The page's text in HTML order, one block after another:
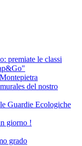
premiate le classi
del nostro
Guardie Ecologiche
giorno !
grado